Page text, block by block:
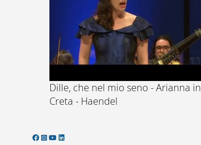
Dille, che nel mio seno - Arianna in
Creta - Haendel